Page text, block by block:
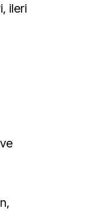
ileri